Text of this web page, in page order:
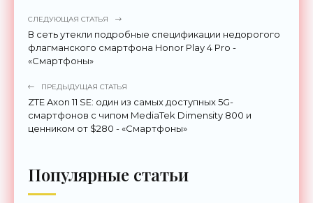
СЛЕДУЮЩАЯ СТАТЬЯ
В сеть утекли подробные спецификации недорогого
флагманского смартфона Honor Play 4 Pro -
«Смартфоны»
ПРЕДЫДУЩАЯ СТАТЬЯ
ZTE Axon 11 SE: один из самых доступных 5G-
смартфонов с чипом MediaTek Dimensity 800 и
ценником от $280 - «Смартфоны»
Популярные статьи